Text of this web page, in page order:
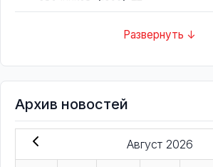
Развернуть ↓
Архив новостей
Август 2026